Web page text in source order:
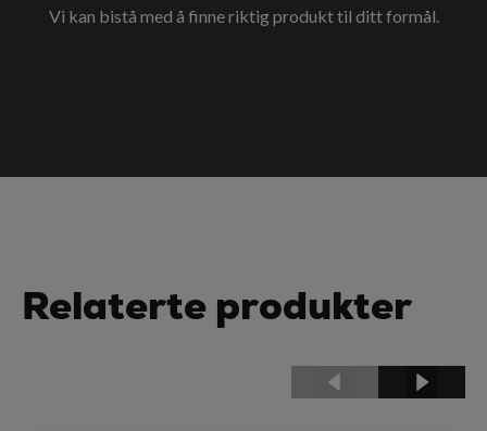
Vi kan bistå med å finne riktig produkt til ditt formål.
Relaterte produkter